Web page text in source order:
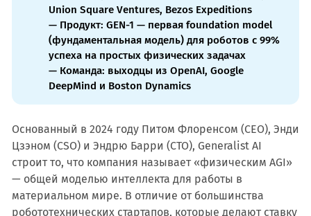
Union Square Ventures, Bezos Expeditions
— Продукт: GEN-1 — первая foundation model
(фундаментальная модель) для роботов с 99%
успеха на простых физических задачах
— Команда: выходцы из OpenAI, Google
DeepMind и Boston Dynamics
Основанный в 2024 году Питом Флоренсом (CEO), Энди
Цзэном (CSO) и Эндрю Барри (CTO), Generalist AI
строит то, что компания называет «физическим AGI»
— общей моделью интеллекта для работы в
материальном мире. В отличие от большинства
робототехнических стартапов, которые делают ставку